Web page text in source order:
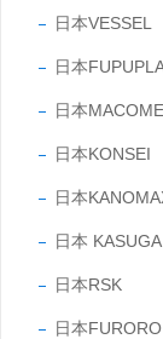
日本VESSEL
日本
日本MACOME
日本KONSEI
日本
日本 KASUGA
日本RSK
日本FURORO